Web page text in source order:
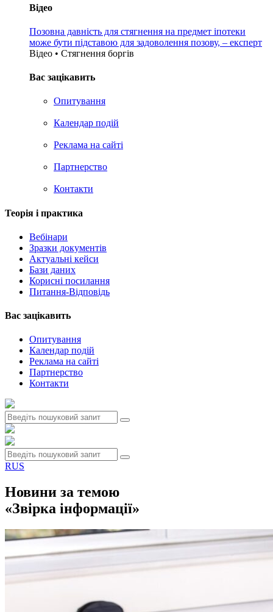
Відео
Позовна давність для стягнення на предмет іпотеки
може бути підставою для задоволення позову, – експерт
Відео • Стягнення боргiв
Вас зацікавить
Опитування
Календар подій
Реклама на сайтi
Партнерство
Контакти
Теорія i практика
Вебінари
Зразки документів
Актуальні кейси
Бази даних
Корисні посилання
Питання-Відповідь
Вас зацiкавить
Опитування
Календар подій
Реклама на сайтi
Партнерство
Контакти
RUS
Новини за темою
«Звірка інформації»